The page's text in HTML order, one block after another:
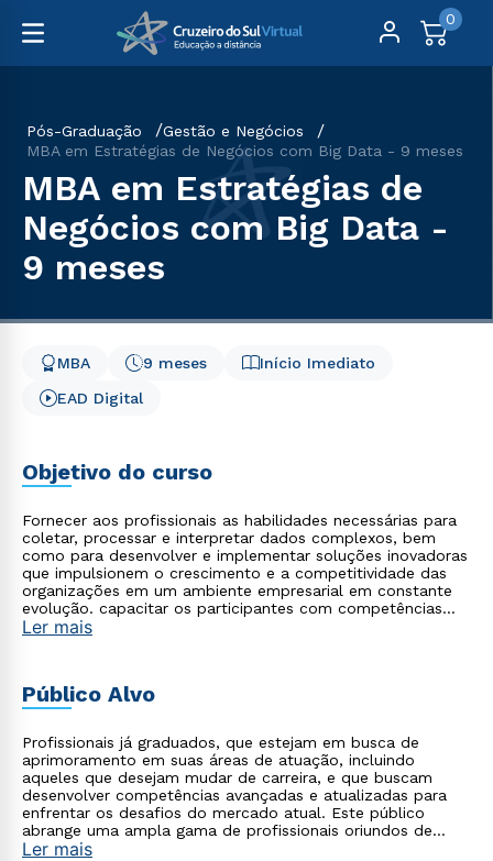
0
Pós-Graduação
Gestão e Negócios
MBA em Estratégias de Negócios com Big Data - 9 meses
MBA em Estratégias de
Negócios com Big Data -
9 meses
Início Imediato
9 meses
MBA
EAD Digital
Objetivo do curso
Fornecer aos profissionais as habilidades necessárias para
coletar, processar e interpretar dados complexos, bem
como para desenvolver e implementar soluções inovadoras
que impulsionem o crescimento e a competitividade das
organizações em um ambiente empresarial em constante
evolução. capacitar os participantes com competências
avançadas em análise de dados, modelagem estatística e
Ler mais
Público Alvo
Profissionais já graduados, que estejam em busca de
aprimoramento em suas áreas de atuação, incluindo
aqueles que desejam mudar de carreira, e que buscam
desenvolver competências avançadas e atualizadas para
enfrentar os desafios do mercado atual. Este público
abrange uma ampla gama de profissionais oriundos de
diversas áreas, como tecnologia, saúde, empresarial,
Ler mais